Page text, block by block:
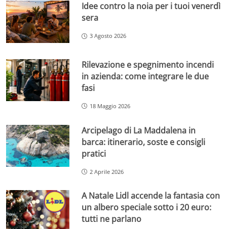
Idee contro la noia per i tuoi venerdì
sera
3 Agosto 2026
Rilevazione e spegnimento incendi
in azienda: come integrare le due
fasi
18 Maggio 2026
Arcipelago di La Maddalena in
barca: itinerario, soste e consigli
pratici
2 Aprile 2026
A Natale Lidl accende la fantasia con
un albero speciale sotto i 20 euro:
tutti ne parlano